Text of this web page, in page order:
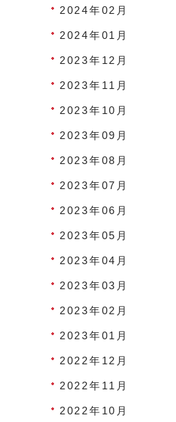
2024年02月
2024年01月
2023年12月
2023年11月
2023年10月
2023年09月
2023年08月
2023年07月
2023年06月
2023年05月
2023年04月
2023年03月
2023年02月
2023年01月
2022年12月
2022年11月
2022年10月